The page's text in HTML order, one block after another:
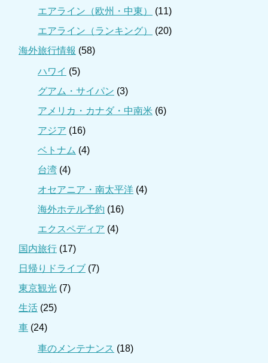
エアライン（欧州・中東）
(11)
エアライン（ランキング）
(20)
海外旅行情報 (58)
ハワイ (5)
グアム・サイパン (3)
アメリカ・カナダ・中南米 (6)
アジア (16)
ベトナム (4)
台湾 (4)
オセアニア・南太平洋 (4)
海外ホテル予約 (16)
エクスペディア (4)
国内旅行 (17)
日帰りドライブ (7)
東京観光 (7)
生活 (25)
車 (24)
車のメンテナンス (18)